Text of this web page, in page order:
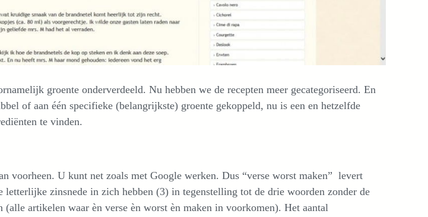
groente onderverdeeld. Nu hebben we de recepten meer gecategoriseerd. En
of aan één specifieke (belangrijkste) groente gekoppeld, nu is een en hetzelfde
te vinden.
voorheen. U kunt net zoals met Google werken. Dus “verse worst maken” levert
letterlijke zinsnede in zich hebben (3) in tegenstelling tot de drie woorden zonder de
(alle artikelen waar èn verse èn worst èn maken in voorkomen). Het aantal